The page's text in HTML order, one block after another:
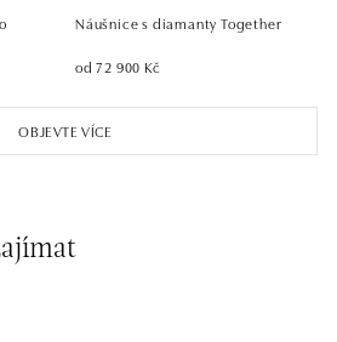
OBJEVTE VÍCE
Náušnice s diamanty Together
od 72 900 Kč